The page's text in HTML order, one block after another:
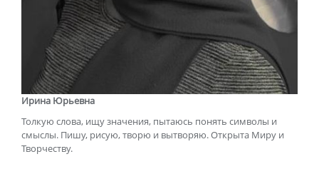
Ирина Юрьевна
Толкую слова, ищу значения, пытаюсь понять символы и
смыслы. Пишу, рисую, творю и вытворяю. Открыта Миру и
Творчеству.